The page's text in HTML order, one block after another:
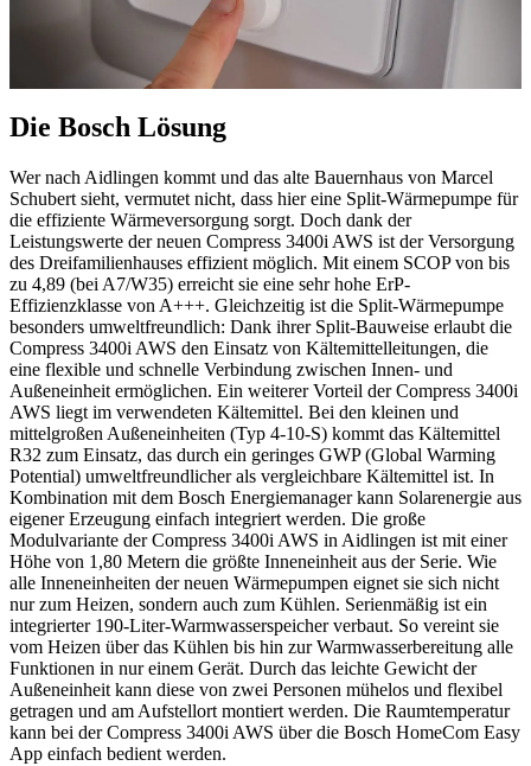
Die Bosch Lösung
Wer nach Aidlingen kommt und das alte Bauernhaus von Marcel
Schubert sieht, vermutet nicht, dass hier eine Split-Wärmepumpe für
die effiziente Wärmeversorgung sorgt. Doch dank der
Leistungswerte der neuen Compress 3400i AWS ist der Versorgung
des Dreifamilienhauses effizient möglich. Mit einem SCOP von bis
zu 4,89 (bei A7/W35) erreicht sie eine sehr hohe ErP-
Effizienzklasse von A+++. Gleichzeitig ist die Split-Wärmepumpe
besonders umweltfreundlich: Dank ihrer Split-Bauweise erlaubt die
Compress 3400i AWS den Einsatz von Kältemittelleitungen, die
eine flexible und schnelle Verbindung zwischen Innen- und
Außeneinheit ermöglichen. Ein weiterer Vorteil der Compress 3400i
AWS liegt im verwendeten Kältemittel. Bei den kleinen und
mittelgroßen Außeneinheiten (Typ 4-10-S) kommt das Kältemittel
R32 zum Einsatz, das durch ein geringes GWP (Global Warming
Potential) umweltfreundlicher als vergleichbare Kältemittel ist. In
Kombination mit dem Bosch Energiemanager kann Solarenergie aus
eigener Erzeugung einfach integriert werden. Die große
Modulvariante der Compress 3400i AWS in Aidlingen ist mit einer
Höhe von 1,80 Metern die größte Inneneinheit aus der Serie. Wie
alle Inneneinheiten der neuen Wärmepumpen eignet sie sich nicht
nur zum Heizen, sondern auch zum Kühlen. Serienmäßig ist ein
integrierter 190-Liter-Warmwasserspeicher verbaut. So vereint sie
vom Heizen über das Kühlen bis hin zur Warmwasserbereitung alle
Funktionen in nur einem Gerät. Durch das leichte Gewicht der
Außeneinheit kann diese von zwei Personen mühelos und flexibel
getragen und am Aufstellort montiert werden. Die Raumtemperatur
kann bei der Compress 3400i AWS über die Bosch HomeCom Easy
App einfach bedient werden.